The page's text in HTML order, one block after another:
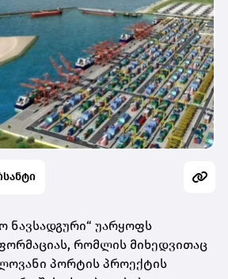
ნავსადგური“ უარყოფს
რომლის მიხედვითაც
პორტის პროექტის